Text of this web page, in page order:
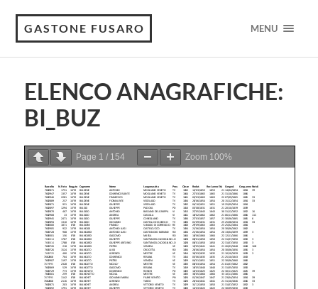
GASTONE FUSARO MENU
ELENCO ANAGRAFICHE:
BI_BUZ
Page 1 / 154 Zoom 100%